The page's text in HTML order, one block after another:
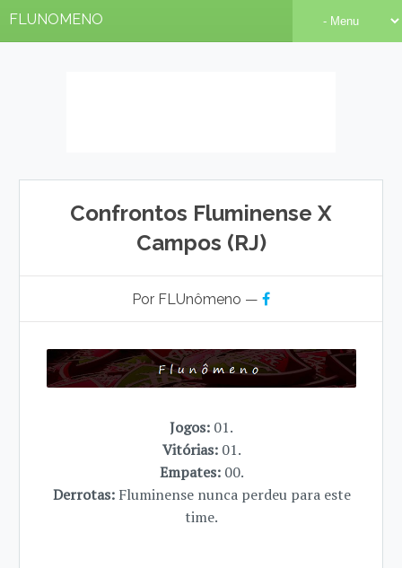
FLUNOMENO
Confrontos Fluminense X
Campos (RJ)
Por FLUnômeno —
Jogos: 01.
Vitórias: 01.
Empates: 00.
Derrotas: Fluminense nunca perdeu para este
time.